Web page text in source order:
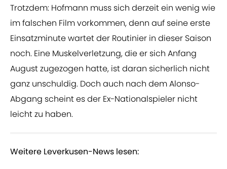
Trotzdem: Hofmann muss sich derzeit ein wenig wie
im falschen Film vorkommen, denn auf seine erste
Einsatzminute wartet der Routinier in dieser Saison
noch. Eine Muskelverletzung, die er sich Anfang
August zugezogen hatte, ist daran sicherlich nicht
ganz unschuldig. Doch auch nach dem Alonso-
Abgang scheint es der Ex-Nationalspieler nicht
leicht zu haben.
Weitere Leverkusen-News lesen: